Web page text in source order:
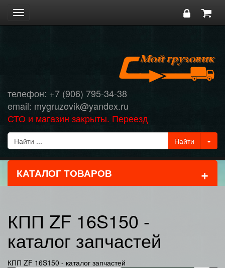
Toggle
navigation
телефон: +7 (906) 795-34-38
email: mygruzovik@yandex.ru
СТО и магазин закрыты. Переезд
КАТАЛОГ ТОВАРОВ +
КПП ZF 16S150 -
каталог запчастей
КПП ZF 16S150 - каталог запчастей